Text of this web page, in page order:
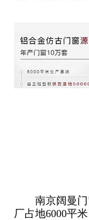
南京阔曼门
厂占地6000平